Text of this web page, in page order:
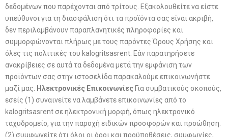
δεδομένων που παρέχονται από τρίτους. Εξακολουθείτε να είστε
υπεύθυνοι για τη διασφάλιση ότι τα προϊόντα σας είναι ακριβή,
δεν περιλαμβάνουν παραπλανητικές πληροφορίες και
συμμορφώνονται πλήρως με τους παρόντες Όρους Χρήσης και
όλες τις πολιτικές του kalogritsasrent. Εάν παρατηρήσετε
ανακρίβειες σε αυτά τα δεδομένα μετά την εμφάνιση των
προϊόντων σας στην ιστοσελίδα παρακαλούμε επικοινωνήστε
μαζί μας.
Ηλεκτρονικές Επικοινωνίες Για συμβατικούς σκοπούς,
εσείς (1) συναινείτε να λαμβάνετε επικοινωνίες από το
kalogritsasrent σε ηλεκτρονική μορφή, όπως ηλεκτρονικό
ταχυδρομείο, για την παροχή ειδικών προσφορών και προώθηση.
(2) συμφωνείτε ότι όλοι οι όροι και προϋποθέσεις, συμφωνίες,